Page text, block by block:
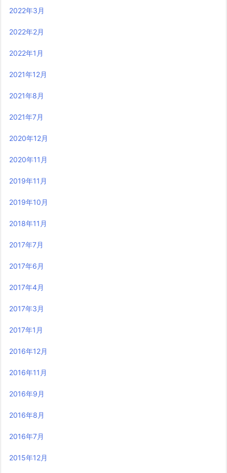
2022年3月
2022年2月
2022年1月
2021年12月
2021年8月
2021年7月
2020年12月
2020年11月
2019年11月
2019年10月
2018年11月
2017年7月
2017年6月
2017年4月
2017年3月
2017年1月
2016年12月
2016年11月
2016年9月
2016年8月
2016年7月
2015年12月